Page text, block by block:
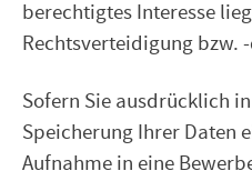
berechtigtes Interesse
Rechtsverteidigung bzw.
Sofern Sie ausdrücklich
Speicherung Ihrer Daten
Aufnahme in eine